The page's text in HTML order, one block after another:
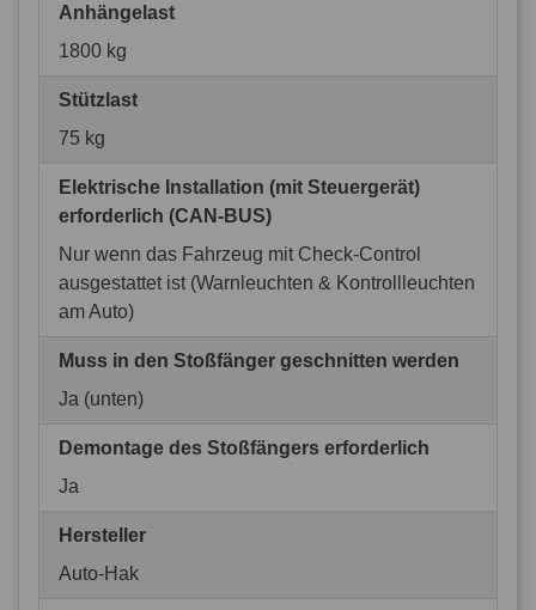
Anhängelast
1800 kg
Stützlast
75 kg
Elektrische Installation (mit Steuergerät)
erforderlich (CAN-BUS)
Nur wenn das Fahrzeug mit Check-Control
ausgestattet ist (Warnleuchten & Kontrollleuchten
am Auto)
Muss in den Stoßfänger geschnitten werden
Ja (unten)
Demontage des Stoßfängers erforderlich
Ja
Hersteller
Auto-Hak